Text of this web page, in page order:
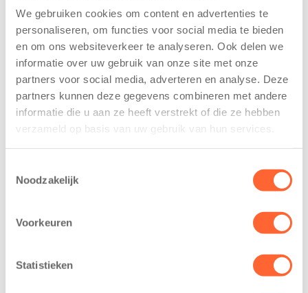
We gebruiken cookies om content en advertenties te
personaliseren, om functies voor social media te bieden
en om ons websiteverkeer te analyseren. Ook delen we
informatie over uw gebruik van onze site met onze
partners voor social media, adverteren en analyse. Deze
partners kunnen deze gegevens combineren met andere
informatie die u aan ze heeft verstrekt of die ze hebben
verzameld op basis van uw gebruik van hun services.
Noodzakelijk
Voorkeuren
Statistieken
Kinderen BSO
De
Westerburcht
trainen alvast
voor Kids First
Mini 4 Mijl
7 augustus 2026
Eelde, 6 augustus
2026 – Kinderen
Westerburcht in
kregen een…
Kids First
tekent
koopcontract
voor nieuw
kindcentrum in
wijk Wiarda in
Leeuwarden
11 juni 2026
Leeuwarden –
belangrijke stap